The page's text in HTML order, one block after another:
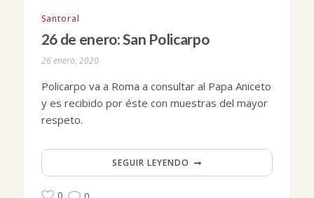
Santoral
26 de enero: San Policarpo
26 enero, 2020
Policarpo va a Roma a consultar al Papa Aniceto
y es recibido por éste con muestras del mayor
respeto.
SEGUIR LEYENDO